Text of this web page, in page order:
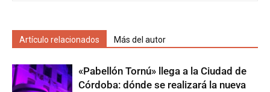
Artículo relacionados Más del autor
«Pabellón Tornú» llega a la Ciudad de
Córdoba: dónde se realizará la nueva